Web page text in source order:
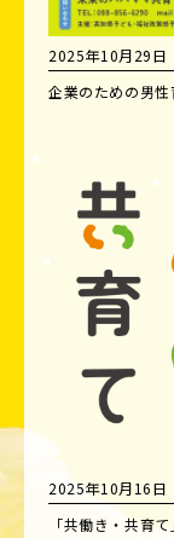
2025年10月29日
企業のための男
2025年10月16日
「共働き・共育